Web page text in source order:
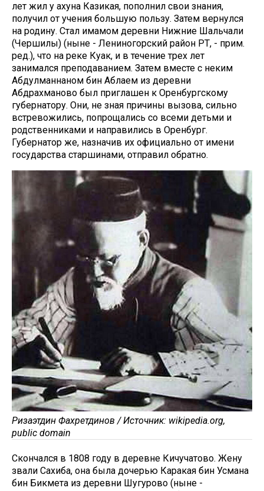
лет жил у ахуна Казикая, пополнил свои знания,
получил от учения большую пользу. Затем вернулся
на родину. Стал имамом деревни Нижние Шальчали
(Чершилы) (ныне - Лениногорский район РТ, - прим.
ред.), что на реке Куак, и в течение трех лет
занимался преподаванием. Затем вместе с неким
Абдулманнаном бин Аблаем из деревни
Абдрахманово был приглашен к Оренбургскому
губернатору. Они, не зная причины вызова, сильно
встревожились, попрощались со всеми детьми и
родственниками и направились в Оренбург.
Губернатор же, назначив их официально от имени
государства старшинами, отправил обратно.
Ризаэтдин Фахретдинов / Источник: wikipedia.org,
public domain
Скончался в 1808 году в деревне Кичучатово. Жену
звали Сахиба, она была дочерью Каракая бин Усмана
бин Бикмета из деревни Шугурово (ныне -